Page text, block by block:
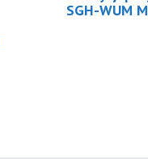
SGH-WUM